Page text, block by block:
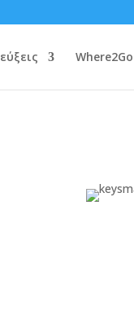
Where2Go